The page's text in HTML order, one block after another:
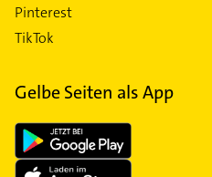
Pinterest
TikTok
Gelbe Seiten als App